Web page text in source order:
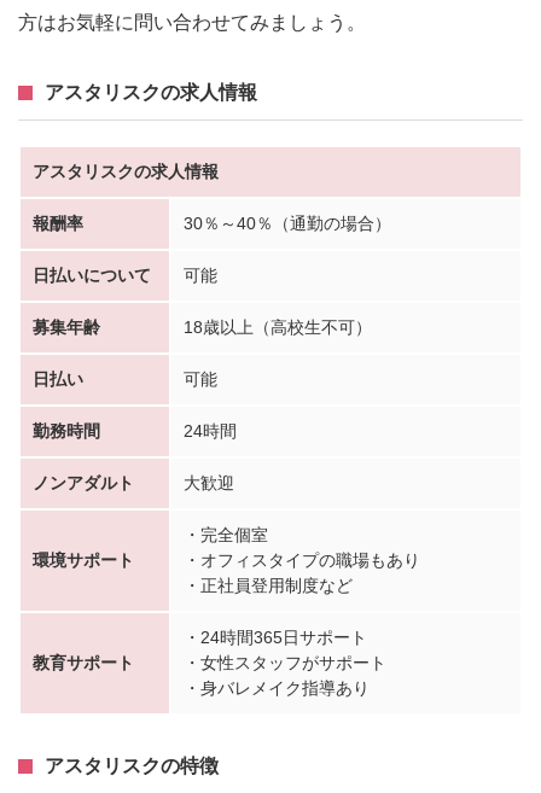
方はお気軽に問い合わせてみましょう。
アスタリスクの求人情報
アスタリスクの求人情報
報酬率 30％～40％（通勤の場合）
日払いについて 可能
募集年齢 18歳以上（高校生不可）
日払い 可能
勤務時間 24時間
ノンアダルト 大歓迎
環境サポート
・完全個室
・オフィスタイプの職場もあり
・正社員登用制度など
教育サポート
・24時間365日サポート
・女性スタッフがサポート
・身バレメイク指導あり
アスタリスクの特徴